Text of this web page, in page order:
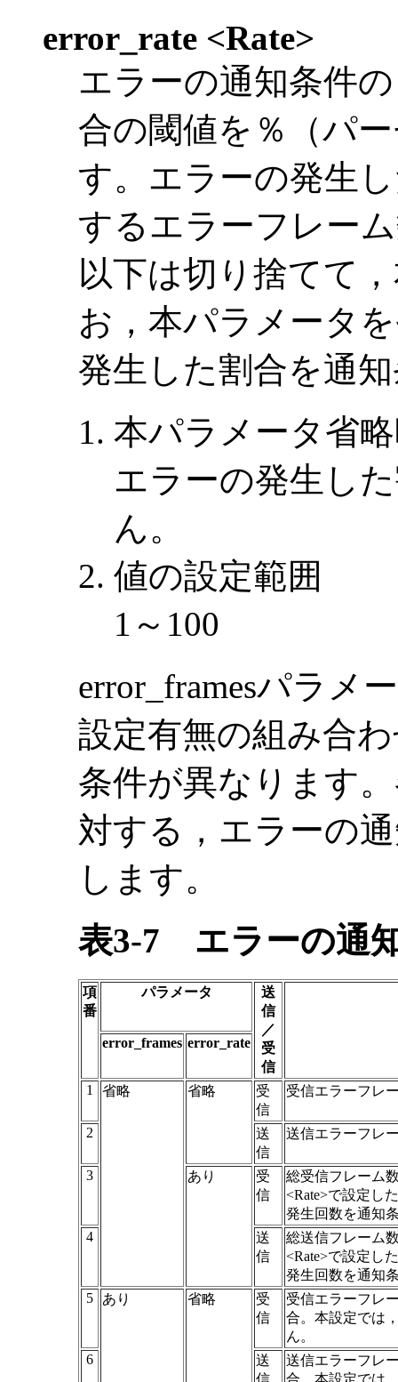
error_rate <Rate>
エラーの通知条件
合の閾値を％（パ
す。エラーの発生
するエラーフレー
以下は切り捨てて
お，本パラメータ
発生した割合を通
本パラメータ省
エラーの発生し
ん。
値の設定範囲
1～100
error_framesパラメ
設定有無の組み合
条件が異なります
対する，エラーの
します。
表3-7 エラーの通
項
番
パラメータ
送
信
／
受
信
error_frames error_rate
1 省略 省略
受
信
受信エラーフレ
2
送
信
送信エラーフレ
3 あり
受
信
総受信フレーム
<Rate>で設定し
発生回数を通知
4
送
信
総送信フレーム
<Rate>で設定し
発生回数を通知
5
あり 省略
受
信
受信エラーフレ
合。本設定では
ん。
6
送
信
送信エラーフレ
合。本設定では